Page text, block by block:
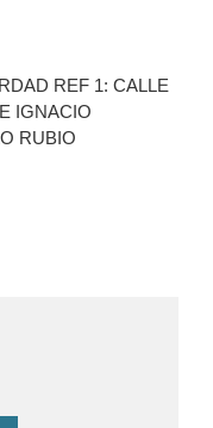
REF 1: CALLE
IGNACIO
RUBIO